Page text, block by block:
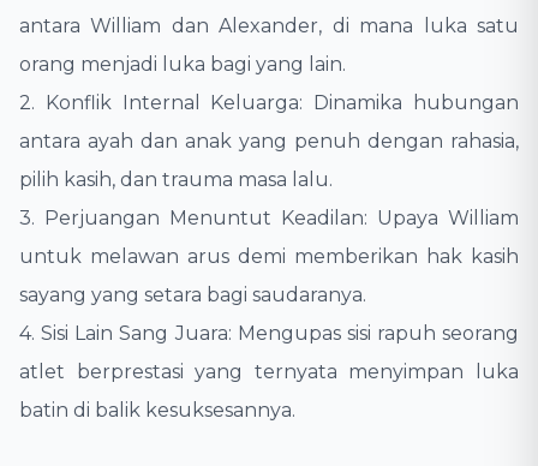
antara William dan Alexander, di mana luka satu
orang menjadi luka bagi yang lain.
​2. Konflik Internal Keluarga: Dinamika hubungan
antara ayah dan anak yang penuh dengan rahasia,
pilih kasih, dan trauma masa lalu.
​3. Perjuangan Menuntut Keadilan: Upaya William
untuk melawan arus demi memberikan hak kasih
sayang yang setara bagi saudaranya.
​4. Sisi Lain Sang Juara: Mengupas sisi rapuh seorang
atlet berprestasi yang ternyata menyimpan luka
batin di balik kesuksesannya.